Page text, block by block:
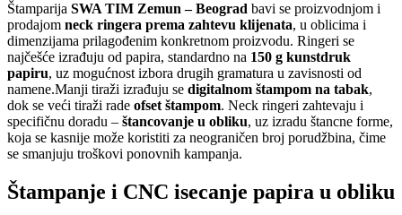
Štamparija SWA TIM Zemun – Beograd bavi se proizvodnjom i
prodajom neck ringera prema zahtevu klijenata, u oblicima i
dimenzijama prilagođenim konkretnom proizvodu. Ringeri se
najčešće izrađuju od papira, standardno na 150 g kunstdruk
papiru, uz mogućnost izbora drugih gramatura u zavisnosti od
namene.Manji tiraži izrađuju se digitalnom štampom na tabak,
dok se veći tiraži rade ofset štampom. Neck ringeri zahtevaju i
specifičnu doradu – štancovanje u obliku, uz izradu štancne forme,
koja se kasnije može koristiti za neograničen broj porudžbina, čime
se smanjuju troškovi ponovnih kampanja.
Štampanje i CNC isecanje papira u obliku